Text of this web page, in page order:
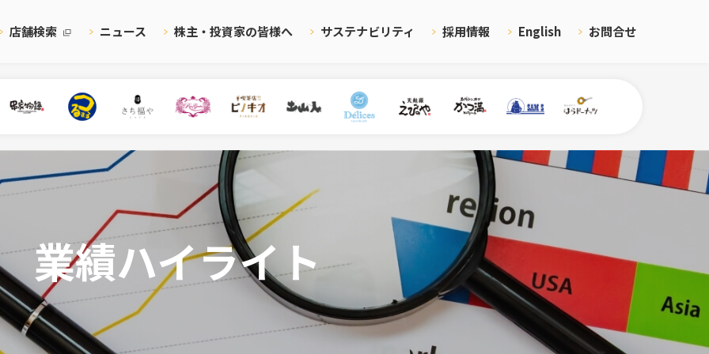
店舗検索 ニュース 株主・投資家の皆様へ サステナビリティ 採用情報 English お問合せ
業績ハイライト